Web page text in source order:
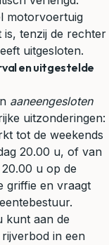
motorvoertuig
tenzij de rechter
uitgesloten.
en uitgestelde
aaneengesloten
uitzonderingen:
tot de weekends
20.00 u, of van
u op de
griffie en vraagt
kunt aan de
in een